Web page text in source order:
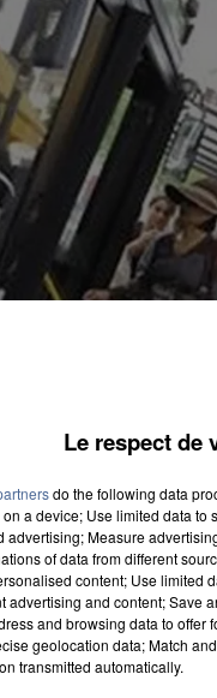
des nombreux
Le respect de
do the following data
a device; Use limited data
advertising; Measure
of data from different
content; Use limited
advertising and content; Save
and browsing data to
geolocation data; Match
transmitted automatically.